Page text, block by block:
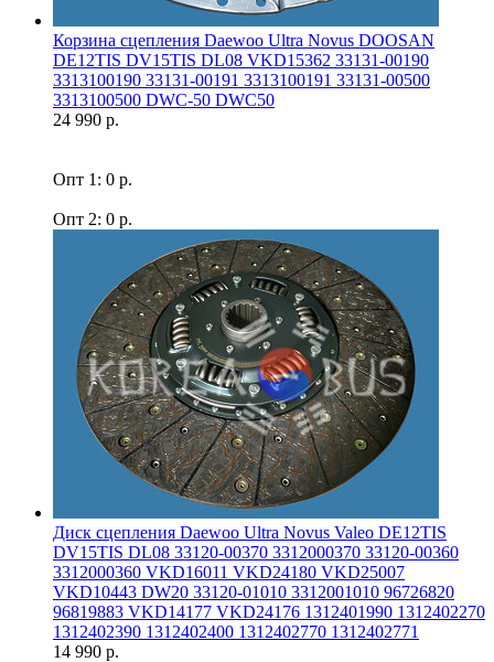
Корзина сцепления Daewoo Ultra Novus DOOSAN
DE12TIS DV15TIS DL08 VKD15362 33131-00190
3313100190 33131-00191 3313100191 33131-00500
3313100500 DWC-50 DWC50
24 990 р.
Опт 1: 0 р.
Опт 2: 0 р.
Диск сцепления Daewoo Ultra Novus Valeo DE12TIS
DV15TIS DL08 33120-00370 3312000370 33120-00360
3312000360 VKD16011 VKD24180 VKD25007
VKD10443 DW20 33120-01010 3312001010 96726820
96819883 VKD14177 VKD24176 1312401990 1312402270
1312402390 1312402400 1312402770 1312402771
14 990 р.